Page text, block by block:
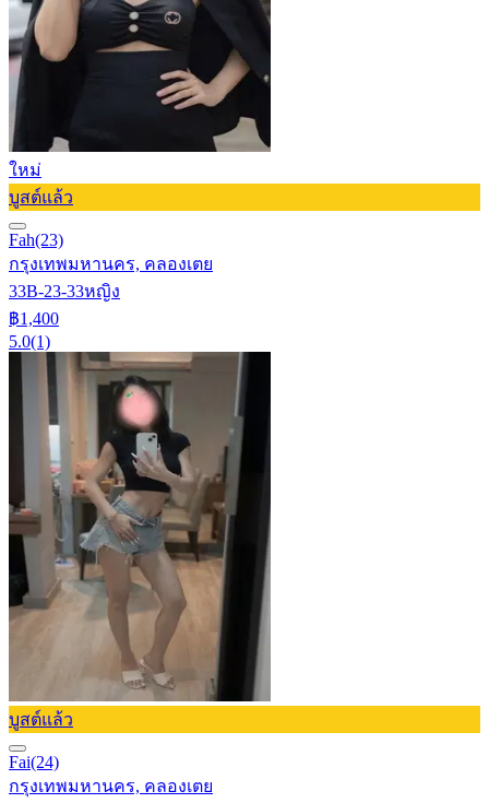
ใหม่
บูสต์แล้ว
Fah(23)
กรุงเทพมหานคร, คลองเตย
33B-23-33หญิง
฿1,400
5.0(1)
บูสต์แล้ว
Fai(24)
กรุงเทพมหานคร, คลองเตย